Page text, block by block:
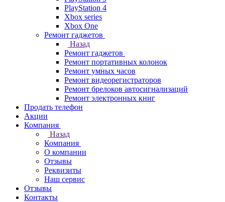
PlayStation 4
Xbox series
Xbox One
Ремонт гаджетов
Назад
Ремонт гаджетов
Ремонт портативных колонок
Ремонт умных часов
Ремонт видеорегистраторов
Ремонт брелоков автосигнализаций
Ремонт электронных книг
Продать телефон
Акции
Компания
Назад
Компания
О компании
Отзывы
Реквизиты
Наш сервис
Отзывы
Контакты